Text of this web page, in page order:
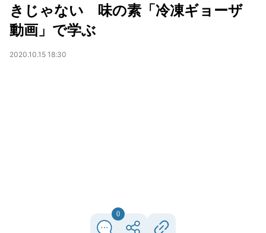
きじゃない 味の素「冷凍ギョーザ
動画」で学ぶ
2020.10.15 18:30
0